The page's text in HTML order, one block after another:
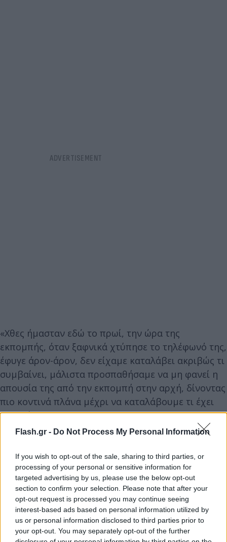
Flash.gr - Do Not Process My Personal Information
If you wish to opt-out of the sale, sharing to third parties, or
processing of your personal or sensitive information for
targeted advertising by us, please use the below opt-out
section to confirm your selection. Please note that after your
opt-out request is processed you may continue seeing
interest-based ads based on personal information utilized by
us or personal information disclosed to third parties prior to
your opt-out. You may separately opt-out of the further
«Χθες ήμασταν εδώ το πρωί, την ώρα της
εκπομπής, όταν ξαφνικά χτύπησε το τηλέφωνό της,
έφυγε άρον-άρον, δεν είχαμε καταλάβει ακριβώς τι
συμβαίνει, μάλιστα προσπαθήσαμε να μη φανεί η
απουσία της από την εκπομπή στην αρχή, δίνοντας
πιο κοντινά πλάνα μέχρι να καταλάβουμε τι έχει
συμβεί.Ήμασταν μαζί της, στο πλευρό της,
στον Ευαγγελισμό. Δε θέλω να μπω σε καμία
Γιώργου, γιατί αυτές είναι λεπτομέρειες πολύ
προσωπικές. Θα αρκεστώ στο να πω περαστικά,
καλή δύναμη, και είμαστε στο πλευρό σας»,
ανέφερε ηΣταματίνα Τσιμτσιλή.